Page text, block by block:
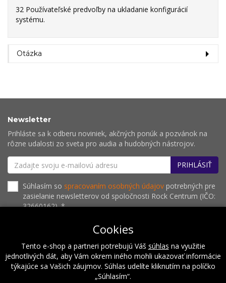
32 Používateľské predvoľby na ukladanie konfigurácií
systému.
Otázka
Newsletter
Prihláste sa k odberu noviniek, akčných ponúk a pozvánok na
rôzne udalosti zo sveta pro audia a hudobných nástrojov.
PRIHLÁSIŤ
Súhlasím so spracovaním osobných údajov potrebných pre
zasielanie newsletterov od spoločnosti Rock Centrum (IČO:
32660162). *
O nás Naše hodnoty Inštalácie
Referencie
Kalendár podujatí
Kontakt
Cookies
Tento e-shop a partneri potrebujú Váš súhlas na využitie
jednotlivých dát, aby Vám okrem iného mohli ukazovať informácie
týkajúce sa Vašich záujmov. Súhlas udelíte kliknutím na políčko
„Súhlasím“.